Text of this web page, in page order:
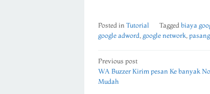
Posted in Tutorial Tagged biaya
google adword google network
Post
navigation
Previous post
WA Buzzer Kirim pesan Ke banyak
Mudah